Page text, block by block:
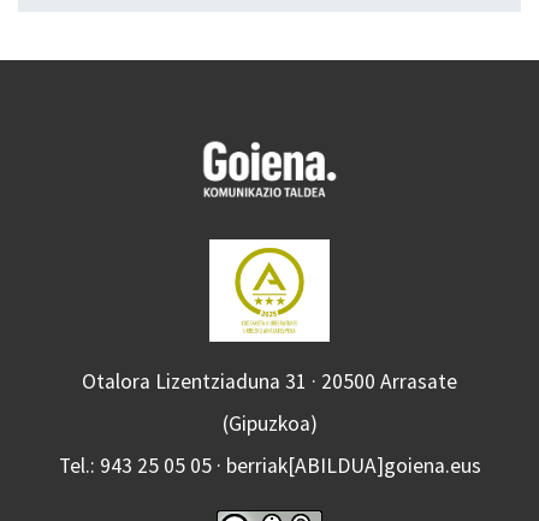
Otalora Lizentziaduna 31 · 20500 Arrasate
(Gipuzkoa)
Tel.: 943 25 05 05 · berriak[ABILDUA]goiena.eus